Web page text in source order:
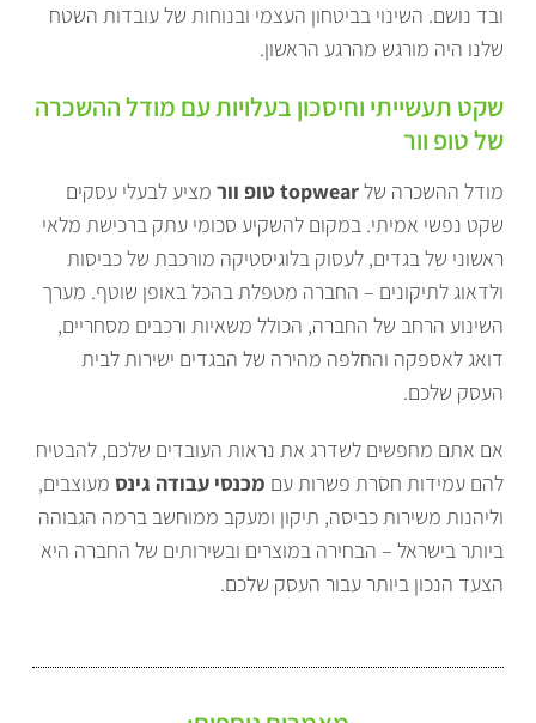
ובד נושם. השינוי בביטחון העצמי ובנוחות של עובדות השטח
שלנו היה מורגש מהרגע הראשון.
שקט תעשייתי וחיסכון בעלויות עם מודל ההשכרה
של טופ וור
מודל ההשכרה שלtopwear טופ וור
מציע לבעלי עסקים
שקט נפשי אמיתי. במקום להשקיע סכומי עתק ברכישת מלאי
ראשוני של בגדים, לעסוק בלוגיסטיקה מורכבת של כביסות
ולדאוג לתיקונים – החברה מטפלת בהכל באופן שוטף. מערך
השינוע הרחב של החברה, הכולל משאיות ורכבים מסחריים,
דואג לאספקה והחלפה מהירה של הבגדים ישירות לבית
העסק שלכם.
אם אתם מחפשים לשדרג את נראות העובדים שלכם, להבטיח
להם עמידות חסרת פשרות עם מכנסי עבודה גינסמעוצבים,
וליהנות משירות כביסה, תיקון ומעקב ממוחשב ברמה הגבוהה
ביותר בישראל – הבחירה במוצרים ובשירותים של החברה היא
הצעד הנכון ביותר עבור העסק שלכם.